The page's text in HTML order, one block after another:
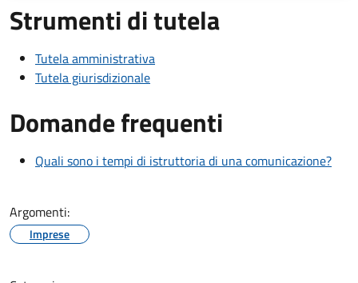
Strumenti di tutela
Tutela amministrativa
Tutela giurisdizionale
Domande frequenti
Quali sono i tempi di istruttoria di una comunicazione?
Argomenti:
Imprese